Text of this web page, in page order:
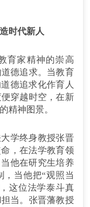
时代新人
家精神的崇高
德追求。当教育
德追求化作育人
穿越时空，在新
精神图景。
学终身教授张晋
，在法学教育领
他在研究生培养
，当他把“观照当
这位法学泰斗真
当。张晋藩教授